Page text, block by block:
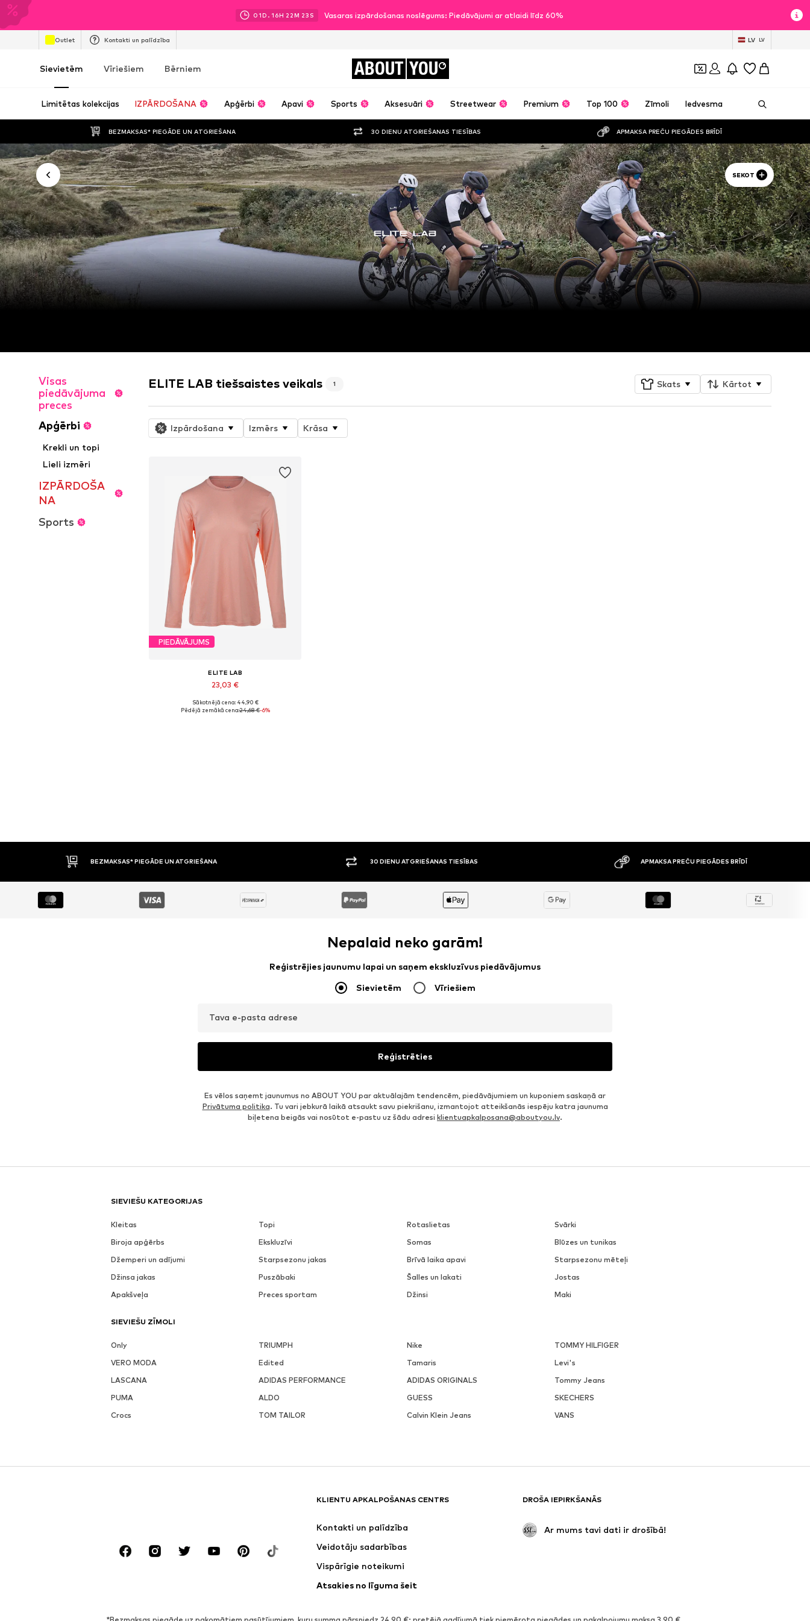
01D. 16H 22M 23 S Vasaras izpārdošanas noslēgums: Piedāvājumi ar atlaidi līdz 60%
Outlet Kontakti un palīdzība LV LV
Sievietēm Vīriešiem Bērniem ABOUT YOU
Limitētas kolekcijas IZPĀRDOŠANA Apģērbi Apavi Sports Aksesuāri Streetwear Premium Top 100 Zīmoli Iedvesma
BEZMAKSAS* PIEGĀDE UN ATGRIEŠANA 30 DIENU ATGRIEŠANAS TIESĪBAS APMAKSA PREČU PIEGĀDES BRĪDĪ
SEKOT
Visas
piedāvājuma
preces
Apģērbi
Krekli un topi
Lieli izmēri
IZPĀRDOŠA
NA
Sports
ELITE LAB tiešsaistes veikals 1 Skats Kārtot
Izpārdošana Izmērs Krāsa
PIEDĀVĀJUMS
ELITE LAB
23,03 €
Pieejamie izmēri: L
Sākotnējā cena: 44,90 €
Pēdējā zemākā cena:24,68 €-6%
BEZMAKSAS* PIEGĀDE UN ATGRIEŠANA 30 DIENU ATGRIEŠANAS TIESĪBAS APMAKSA PREČU PIEGĀDES BRĪDĪ
Nepalaid neko garām!
Reģistrējies jaunumu lapai un saņem ekskluzīvus piedāvājumus
Sievietēm Vīriešiem
Tava e-pasta adrese
Reģistrēties
Es vēlos saņemt jaunumus no ABOUT YOU par aktuālajām tendencēm, piedāvājumiem un kuponiem saskaņā ar
Privātuma politika. Tu vari jebkurā laikā atsaukt savu piekrišanu, izmantojot atteikšanās iespēju katra jaunuma
biļetena beigās vai nosūtot e-pastu uz šādu adresi klientuapkalposana@aboutyou.lv.
SIEVIEŠU KATEGORIJAS
Kleitas Topi Rotaslietas
Svārki
Biroja apģērbs
Ekskluzīvi Somas
Blūzes un tunikas
Džemperi un adījumi
Starpsezonu jakas Brīvā laika apavi
Starpsezonu mēteļi
Džinsa jakas
Puszābaki Šalles un lakati
Jostas
Apakšveļa
Preces sportam Džinsi Maki
SIEVIEŠU ZĪMOLI
Only TRIUMPH Nike
TOMMY HILFIGER
VERO MODA
Edited Tamaris
Levi's
LASCANA
ADIDAS PERFORMANCE ADIDAS ORIGINALS
Tommy Jeans
PUMA
ALDO GUESS
SKECHERS
Crocs
TOM TAILOR Calvin Klein Jeans VANS
KLIENTU APKALPOŠANAS CENTRS
Kontakti un palīdzība
Veidotāju sadarbības
Vispārīgie noteikumi
Atsakies no līguma šeit
DROŠA IEPIRKŠANĀS
Ar mums tavi dati ir drošībā!